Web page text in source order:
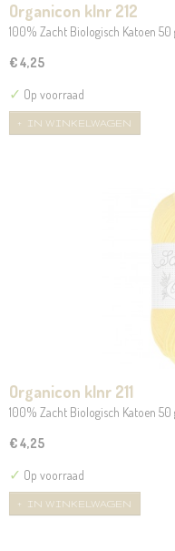
Organicon klnr 212
100% Zacht Biologisch Katoen 50
€ 4,25
✓ Op voorraad
IN WINKELWAGEN
Organicon klnr 211
100% Zacht Biologisch Katoen 50
€ 4,25
✓ Op voorraad
IN WINKELWAGEN